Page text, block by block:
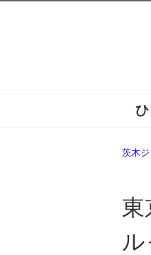
ひ
茨木
東